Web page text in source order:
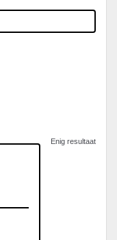
Enig resultaat